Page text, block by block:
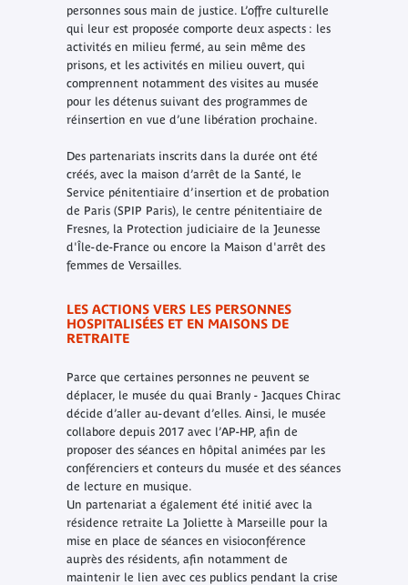
personnes sous main de justice. L’offre culturelle
qui leur est proposée comporte deux aspects : les
activités en milieu fermé, au sein même des
prisons, et les activités en milieu ouvert, qui
comprennent notamment des visites au musée
pour les détenus suivant des programmes de
réinsertion en vue d’une libération prochaine.
Des partenariats inscrits dans la durée ont été
créés, avec la maison d’arrêt de la Santé, le
Service pénitentiaire d’insertion et de probation
de Paris (SPIP Paris), le centre pénitentiaire de
Fresnes, la Protection judiciaire de la Jeunesse
d'Île-de-France ou encore la Maison d'arrêt des
femmes de Versailles.
LES ACTIONS VERS LES PERSONNES
HOSPITALISÉES ET EN MAISONS DE
RETRAITE
Parce que certaines personnes ne peuvent se
déplacer, le musée du quai Branly - Jacques Chirac
décide d’aller au-devant d’elles. Ainsi, le musée
collabore depuis 2017 avec l’AP-HP, afin de
proposer des séances en hôpital animées par les
conférenciers et conteurs du musée et des séances
de lecture en musique.
Un partenariat a également été initié avec la
résidence retraite La Joliette à Marseille pour la
mise en place de séances en visioconférence
auprès des résidents, afin notamment de
maintenir le lien avec ces publics pendant la crise